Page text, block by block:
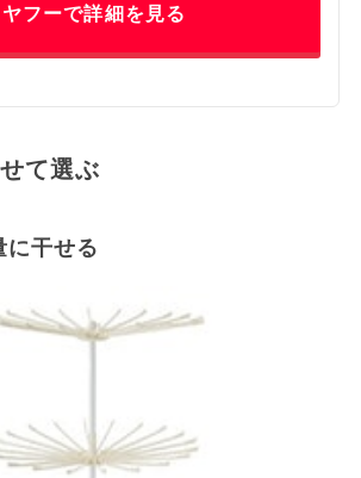
ヤフーで詳細を見る
て選ぶ
に干せる